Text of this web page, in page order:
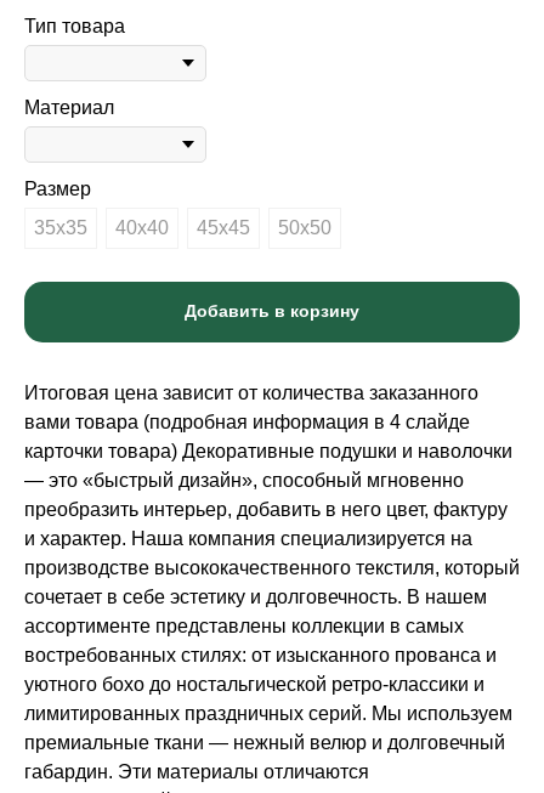
Тип товара
Материал
Размер
35х35
40х40 45х45 50х50
Добавить в корзину
Итоговая цена зависит от количества заказанного
вами товара (подробная информация в 4 слайде
карточки товара) Декоративные подушки и наволочки
— это «быстрый дизайн», способный мгновенно
преобразить интерьер, добавить в него цвет, фактуру
и характер. Наша компания специализируется на
производстве высококачественного текстиля, который
сочетает в себе эстетику и долговечность. В нашем
ассортименте представлены коллекции в самых
востребованных стилях: от изысканного прованса и
уютного бохо до ностальгической ретро-классики и
лимитированных праздничных серий. Мы используем
премиальные ткани — нежный велюр и долговечный
габардин. Эти материалы отличаются